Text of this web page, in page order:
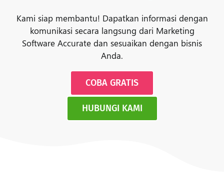
Kami siap membantu! Dapatkan informasi dengan
komunikasi secara langsung dari Marketing
Software Accurate dan sesuaikan dengan bisnis
Anda.
COBA GRATIS
HUBUNGI KAMI